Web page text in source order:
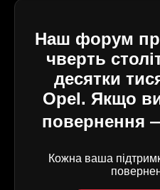
Наш форум
чверть
десятки
Opel. Якщо
повернення
Кожна ваша